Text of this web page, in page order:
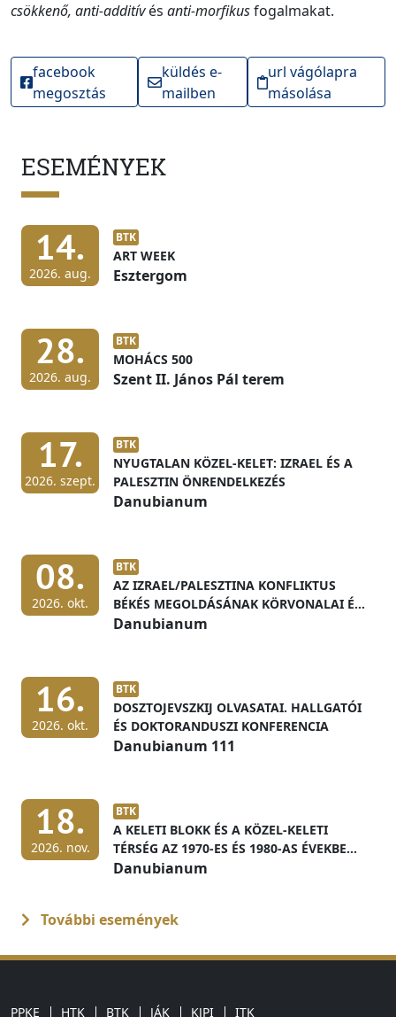
csökkenő, anti-additívés anti-morfikusfogalmakat.
facebook
megosztás
küldés e-
mailben
url vágólapra
másolása
ESEMÉNYEK
14.
2026. aug.
BTK
ART WEEK
Esztergom
28.
2026. aug.
BTK
MOHÁCS 500
Szent II. János Pál terem
17.
2026. szept.
BTK
NYUGTALAN KÖZEL-KELET: IZRAEL ÉS A
PALESZTIN ÖNRENDELKEZÉS
Danubianum
08.
2026. okt.
BTK
AZ IZRAEL/PALESZTINA KONFLIKTUS
BÉKÉS MEGOLDÁSÁNAK KÖRVONALAI ÉS
ELŐFELTÉTELEI
Danubianum
16.
2026. okt.
BTK
DOSZTOJEVSZKIJ OLVASATAI. HALLGATÓI
ÉS DOKTORANDUSZI KONFERENCIA
Danubianum 111
18.
2026. nov.
BTK
A KELETI BLOKK ÉS A KÖZEL-KELETI
TÉRSÉG AZ 1970-ES ÉS 1980-AS ÉVEKBEN
MAGYAR LEVÉLTÁRI FORRÁSOK
Danubianum
További események
PPKE HTK BTK JÁK KJPI ITK